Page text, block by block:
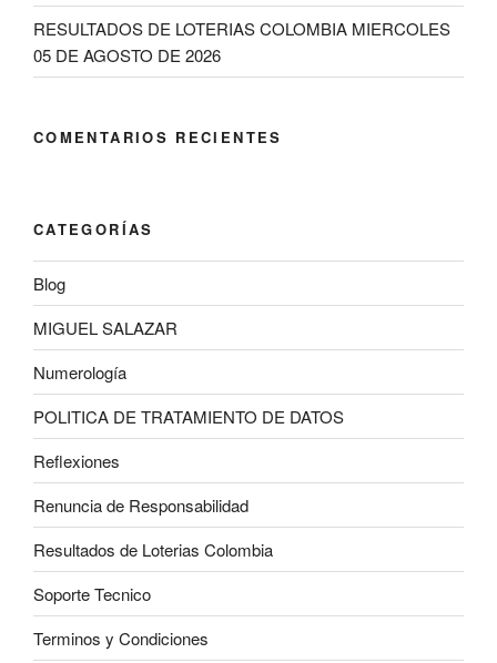
RESULTADOS DE LOTERIAS COLOMBIA MIERCOLES
05 DE AGOSTO DE 2026
COMENTARIOS RECIENTES
CATEGORÍAS
Blog
MIGUEL SALAZAR
Numerología
POLITICA DE TRATAMIENTO DE DATOS
Reflexiones
Renuncia de Responsabilidad
Resultados de Loterias Colombia
Soporte Tecnico
Terminos y Condiciones